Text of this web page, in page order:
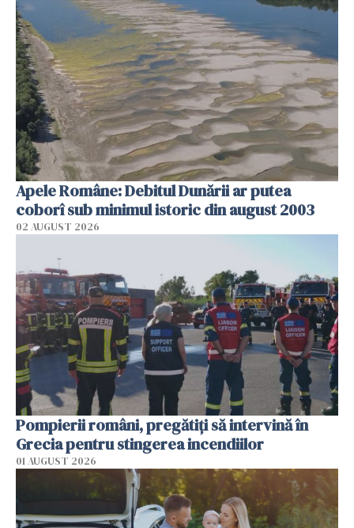
Apele Române: Debitul Dunării ar putea
coborî sub minimul istoric din august 2003
02 AUGUST 2026
Pompierii români, pregătiţi să intervină în
Grecia pentru stingerea incendiilor
01 AUGUST 2026